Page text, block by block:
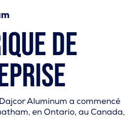
de
Aluminum a commencé
en Ontario, au Canada,